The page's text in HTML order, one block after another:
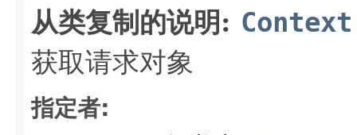
从类复制的说明: Context
获取请求对象
指定者: